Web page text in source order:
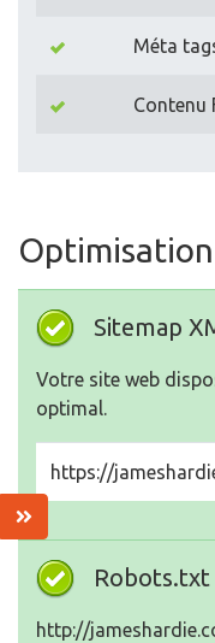
Méta
Contenu
Optimisation
Sitemap
Votre site web
optimal.
https://
Robots.txt
http://